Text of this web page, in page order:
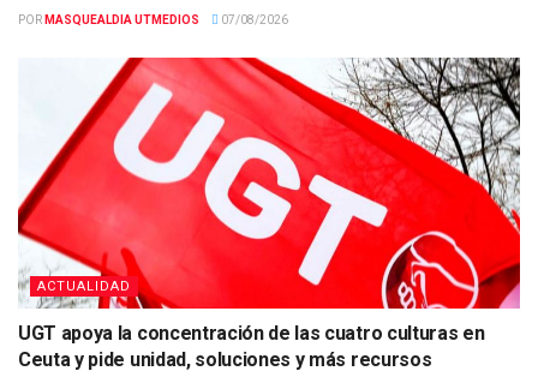
POR MASQUEALDIA UTMEDIOS 07/08/2026
ACTUALIDAD
UGT apoya la concentración de las cuatro culturas en
Ceuta y pide unidad, soluciones y más recursos